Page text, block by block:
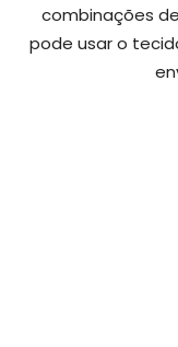
combinações
pode usar o